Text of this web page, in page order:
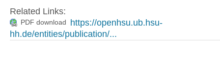
Related Links:
PDF download
https://openhsu.ub.hsu-
hh.de/entities/publication/...